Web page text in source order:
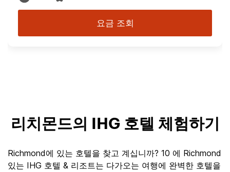
요금 조회
리치몬드의 IHG 호텔 체험하기
Richmond에 있는 호텔을 찾고 계십니까? 10 에 Richmond
있는 IHG 호텔 & 리조트는 다가오는 여행에 완벽한 호텔을